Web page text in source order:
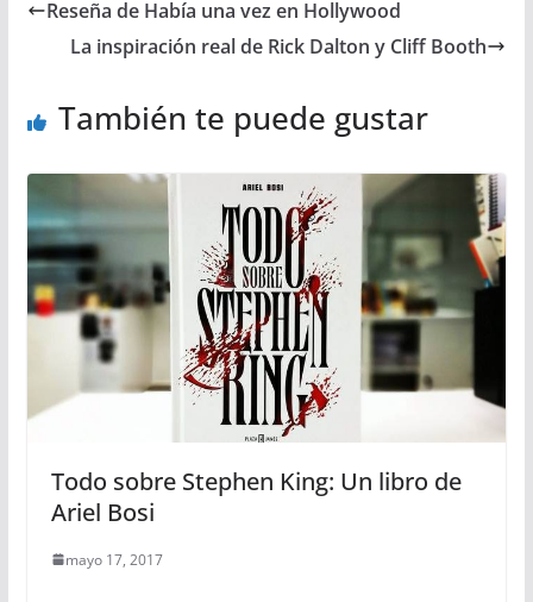
Reseña de Había una vez en Hollywood
La inspiración real de Rick Dalton y Cliff Booth
También te puede gustar
Todo sobre Stephen King: Un libro de
Ariel Bosi
mayo 17, 2017